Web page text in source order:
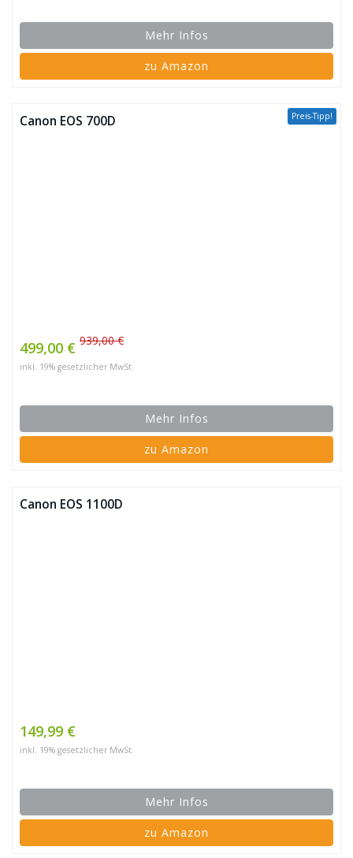
Mehr Infos
zu Amazon
Preis-Tipp!
Canon EOS 700D
499,00 € 939,00 €
inkl. 19% gesetzlicher MwSt.
Mehr Infos
zu Amazon
Canon EOS 1100D
149,99 €
inkl. 19% gesetzlicher MwSt.
Mehr Infos
zu Amazon